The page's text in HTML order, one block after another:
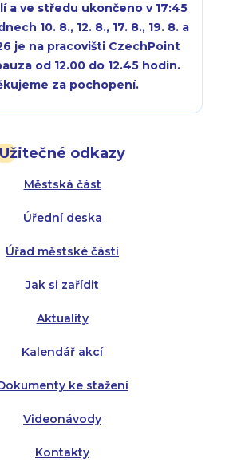
Užitečné odkazy
Městská část
Úřední deska
Úřad městské části
Jak si zařídit
Aktuality
Kalendář akcí
ke stažení
Videonávody
Kontakty
a ve středu ukončeno v 17:45
10. 8., 12. 8., 17. 8., 19. 8. a
je na pracovišti CzechPoint
od 12.00 do 12.45 hodin.
za pochopení.